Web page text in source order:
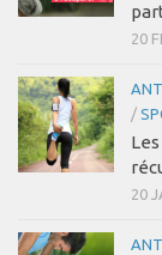
20
/
20